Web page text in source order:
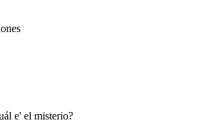
e' el misterio?